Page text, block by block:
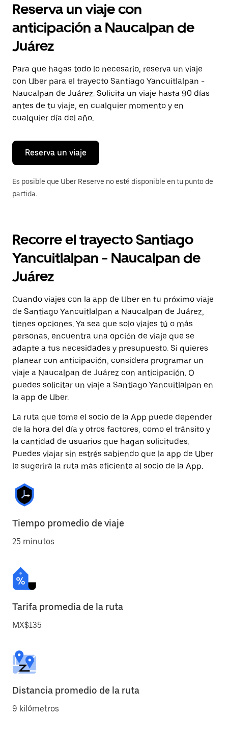
el
y
selecciona
una
Presiona
la
tecla Esc
para
cerrar
el
calendario.
Reserva un viaje con
anticipación a Naucalpan de
Juárez
Para que hagas todo lo necesario, reserva un viaje
con Uber para el trayecto Santiago Yancuitlalpan -
Naucalpan de Juárez. Solicita un viaje hasta 90 días
antes de tu viaje, en cualquier momento y en
cualquier día del año.
Reserva un viaje
Es posible que Uber Reserve no esté disponible en tu punto de
partida.
Recorre el trayecto Santiago
Yancuitlalpan - Naucalpan de
Juárez
Cuando viajes con la app de Uber en tu próximo viaje
de Santiago Yancuitlalpan a Naucalpan de Juárez,
tienes opciones. Ya sea que solo viajes tú o más
personas, encuentra una opción de viaje que se
adapte a tus necesidades y presupuesto. Si quieres
planear con anticipación, considera programar un
viaje a Naucalpan de Juárez con anticipación. O
puedes solicitar un viaje a Santiago Yancuitlalpan en
la app de Uber.
La ruta que tome el socio de la App puede depender
de la hora del día y otros factores, como el tránsito y
la cantidad de usuarios que hagan solicitudes.
Puedes viajar sin estrés sabiendo que la app de Uber
le sugerirá la ruta más eficiente al socio de la App.
Tiempo promedio de viaje
25 minutos
Tarifa promedia de la ruta
MX$135
Distancia promedio de la ruta
9 kilómetros